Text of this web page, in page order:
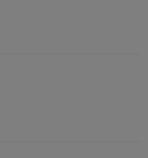
色が異なる場合がございま
写真と異なる場合がございま
すようお願い致します。